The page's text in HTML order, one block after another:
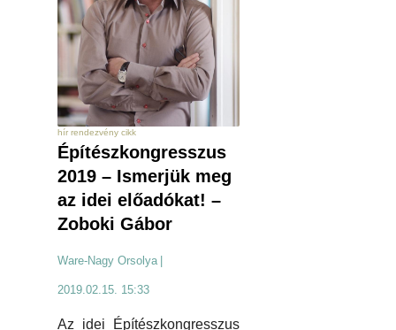
hír rendezvény cikk
Építészkongresszus
2019 – Ismerjük meg
az idei előadókat! –
Zoboki Gábor
Ware-Nagy Orsolya
2019.02.15. 15:33
Az idei Építészkongresszus